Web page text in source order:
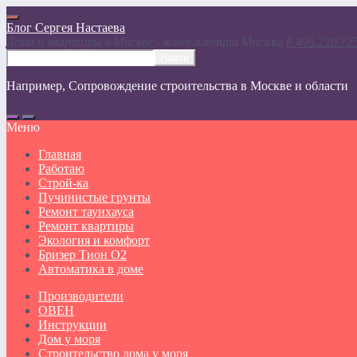
Блог Сергея Настаева
Дома и квартиры в Москве - консультации Москвa
Например, Сопровождение строительства в Москве и области
Меню
Главная
Работаю
Строй-ка
Пучинистые грунты
Ремонт таунхауса
Ремонт квартиры
Экология и комфорт
Бризер Тион О2
Автоматика в доме
Производители
ОВЕН
Инструкции
Дом у моря
Строительство дома у моря